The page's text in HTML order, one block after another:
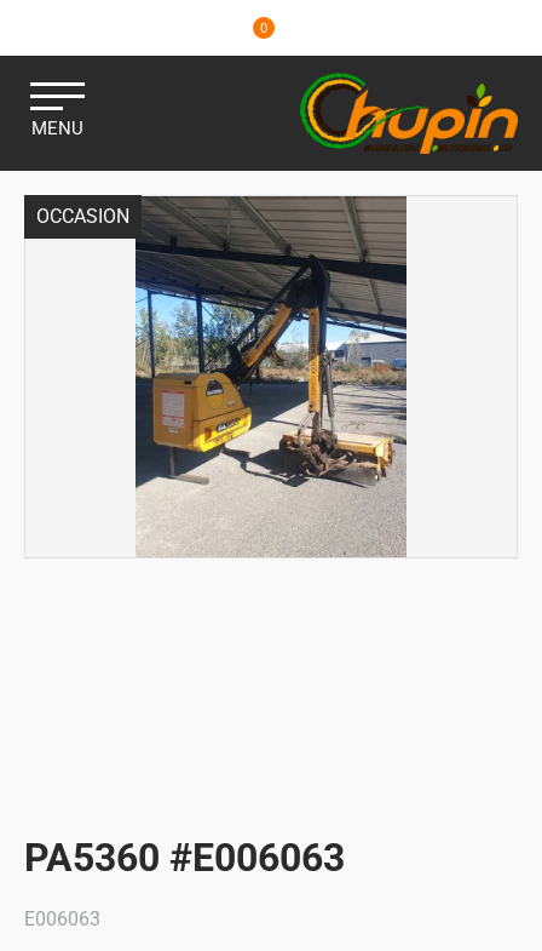
0
MENU
PA5360 #E006063
OCCASION
E006063